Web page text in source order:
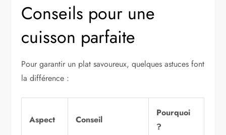
Conseils pour une
cuisson parfaite
Pour garantir un plat savoureux, quelques astuces font
la différence :
Aspect Conseil
Pourquoi
?